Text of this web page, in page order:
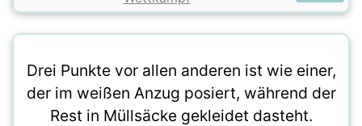
Drei Punkte vor allen anderen ist wie einer,
der im weißen Anzug posiert, während der
Rest in Müllsäcke gekleidet dasteht.